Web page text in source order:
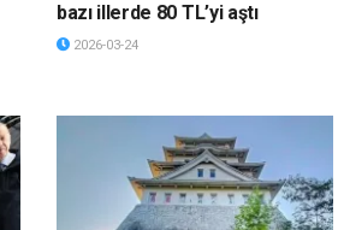
bazı illerde 80 TL’yi aştı
2026-03-24